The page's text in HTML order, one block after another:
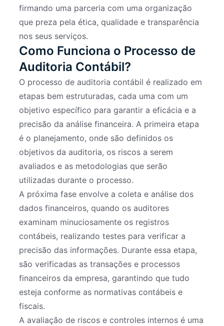
firmando uma parceria com uma organização
que preza pela ética, qualidade e transparência
nos seus serviços.
Como Funciona o Processo de
Auditoria Contábil?
O processo de auditoria contábil é realizado em
etapas bem estruturadas, cada uma com um
objetivo específico para garantir a eficácia e a
precisão da análise financeira. A primeira etapa
é o planejamento, onde são definidos os
objetivos da auditoria, os riscos a serem
avaliados e as metodologias que serão
utilizadas durante o processo.
A próxima fase envolve a coleta e análise dos
dados financeiros, quando os auditores
examinam minuciosamente os registros
contábeis, realizando testes para verificar a
precisão das informações. Durante essa etapa,
são verificadas as transações e processos
financeiros da empresa, garantindo que tudo
esteja conforme as normativas contábeis e
fiscais.
A avaliação de riscos e controles internos é uma